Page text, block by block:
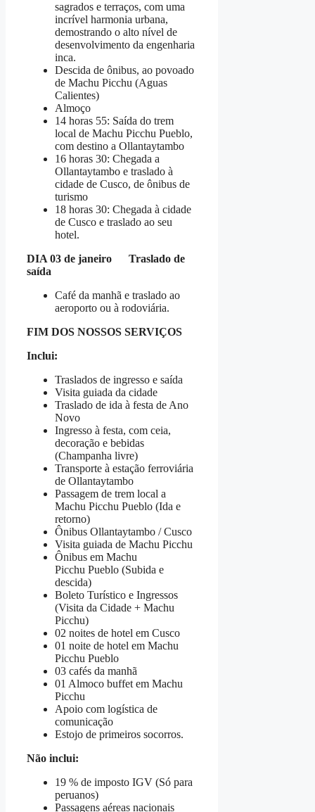
sagrados e terraços, com uma
incrível harmonia urbana,
demostrando o alto nível de
desenvolvimento da engenharia
inca.
Descida de ônibus, ao povoado
de Machu Picchu (Aguas
Calientes)
Almoço
14 horas 55: Saída do trem
local de Machu Picchu Pueblo,
com destino a Ollantaytambo
16 horas 30: Chegada a
Ollantaytambo e traslado à
cidade de Cusco, de ônibus de
turismo
18 horas 30: Chegada à cidade
de Cusco e traslado ao seu
hotel.
DIA 03 de janeiro Traslado de
saída
Café da manhã e traslado ao
aeroporto ou à rodoviária.
FIM DOS NOSSOS SERVIÇOS
Inclui:
Traslados de ingresso e saída
Visita guiada da cidade
Traslado de ida à festa de Ano
Novo
Ingresso à festa, com ceia,
decoração e bebidas
(Champanha livre)
Transporte à estação ferroviária
de Ollantaytambo
Passagem de trem local a
Machu Picchu Pueblo (Ida e
retorno)
Ônibus Ollantaytambo / Cusco
Visita guiada de Machu Picchu
Ônibus em Machu
Picchu Pueblo (Subida e
descida)
Boleto Turístico e Ingressos
(Visita da Cidade + Machu
Picchu)
02 noites de hotel em Cusco
01 noite de hotel em Machu
Picchu Pueblo
03 cafés da manhã
01 Almoco buffet em Machu
Picchu
Apoio com logística de
comunicação
Estojo de primeiros socorros.
Não inclui:
19 % de imposto IGV (Só para
peruanos)
Passagens aéreas nacionais